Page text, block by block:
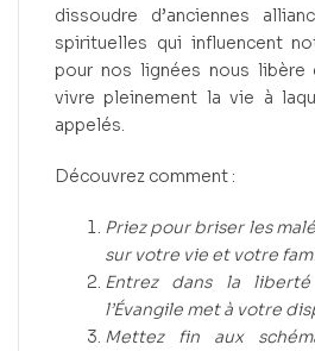
dissoudre d’anciennes
spirituelles qui influencent
pour nos lignées nous
vivre pleinement la vie à
appelés.
Découvrez comment :
Priez pour briser les
sur votre vie et votre
Entrez dans la
l’Évangile met à votre
Mettez fin aux